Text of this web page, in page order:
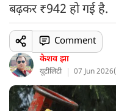
बढ़कर ₹942 हो गई है.
केशव झा
यूटीलिटी 07 Jun 2026(
Comment